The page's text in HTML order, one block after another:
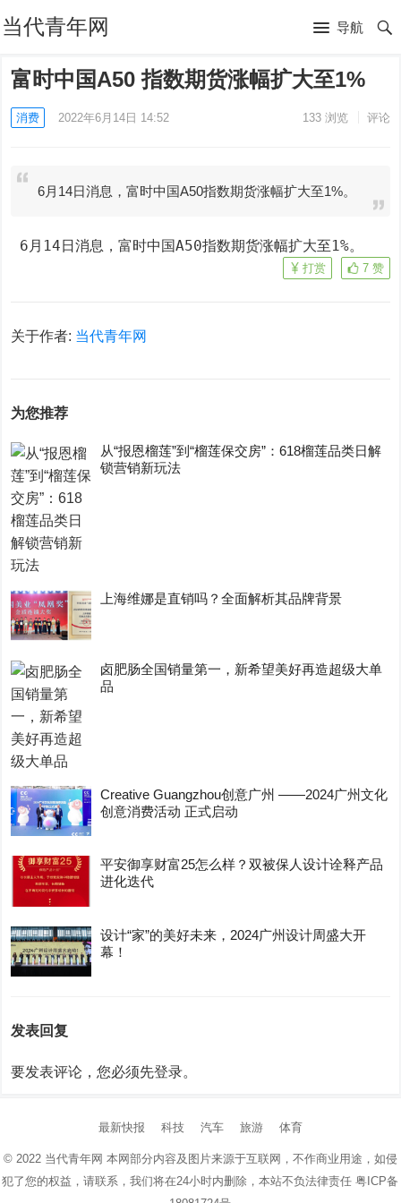
当代青年网 导航
富时中国A50 指数期货涨幅扩大至1%
消费 2022年6月14日 14:52 133浏览 评论
6月14日消息，富时中国A50指数期货涨幅扩大至1%。
6月14日消息，富时中国A50指数期货涨幅扩大至1%。
7 赞
打赏
关于作者: 当代青年网
为您推荐
从“报恩榴莲”到“榴莲保交房”：618榴莲品类日解
锁营销新玩法
上海维娜是直销吗？全面解析其品牌背景
卤肥肠全国销量第一，新希望美好再造超级大单
品
Creative Guangzhou创意广州 ——2024广州文化
创意消费活动 正式启动
平安御享财富25怎么样？双被保人设计诠释产品
进化迭代
设计“家”的美好未来，2024广州设计周盛大开
幕！
发表回复
要发表评论，您必须先登录。
最新快报 科技 汽车 旅游 体育
© 2022 当代青年网 本网部分内容及图片来源于互联网，不作商业用途，如侵
犯了您的权益，请联系，我们将在24小时内删除，本站不负法律责任粤ICP备